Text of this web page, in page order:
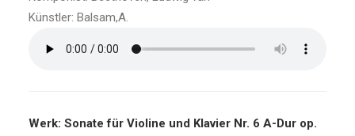
Künstler: Balsam,A.
Werk: Sonate für Violine und Klavier Nr. 6 A-Dur op.